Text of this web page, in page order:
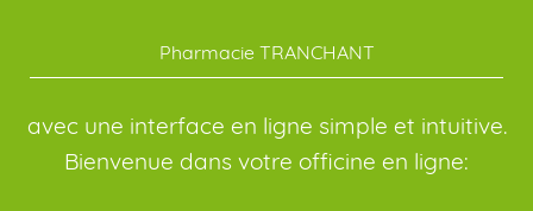
Pharmacie TRANCHANT
avec une interface en ligne simple et intuitive.
Bienvenue dans votre officine en ligne: